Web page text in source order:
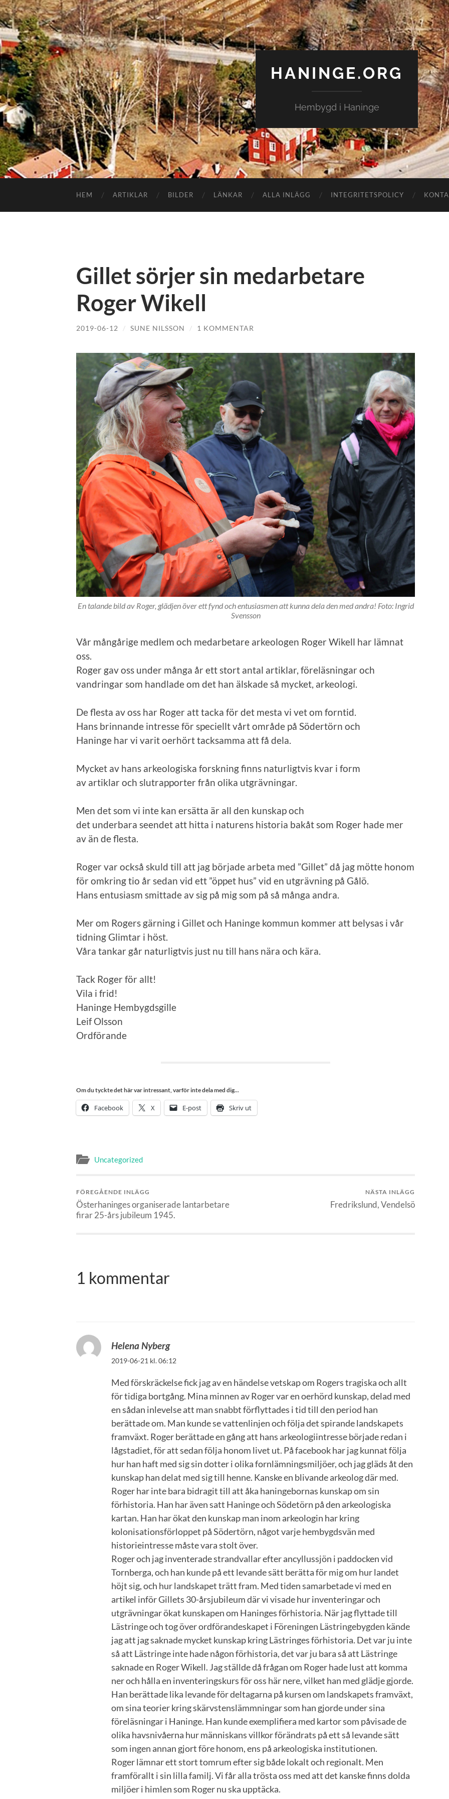
HANINGE.ORG
Hembygd i Haninge
HEM ARTIKLAR BILDER LÄNKAR ALLA INLÄGG INTEGRITETSPOLICY
Gillet sörjer sin medarbetare
Roger Wikell
2019-06-12 / SUNE NILSSON / 1 KOMMENTAR
En talande bild av Roger, glädjen över ett fynd och entusiasmen att kunna dela den med andra! Foto: Ingrid
Svensson
Vår mångårige medlem och medarbetare arkeologen Roger Wikell har lämnat
oss.
Roger gav oss under många år ett stort antal artiklar, föreläsningar och
vandringar som handlade om det han älskade så mycket, arkeologi.
De flesta av oss har Roger att tacka för det mesta vi vet om forntid.
Hans brinnande intresse för speciellt vårt område på Södertörn och
Haninge har vi varit oerhört tacksamma att få dela.
Mycket av hans arkeologiska forskning finns naturligtvis kvar i form
av artiklar och slutrapporter från olika utgrävningar.
Men det som vi inte kan ersätta är all den kunskap och
det underbara seendet att hitta i naturens historia bakåt som Roger hade mer
av än de flesta.
Roger var också skuld till att jag började arbeta med ”Gillet” då jag mötte honom
för omkring tio år sedan vid ett ”öppet hus” vid en utgrävning på Gålö.
Hans entusiasm smittade av sig på mig som på så många andra.
Mer om Rogers gärning i Gillet och Haninge kommun kommer att belysas i vår
tidning Glimtar i höst.
Våra tankar går naturligtvis just nu till hans nära och kära.
Tack Roger för allt!
Vila i frid!
Haninge Hembygdsgille
Leif Olsson
Ordförande
Om du tyckte det här var intressant, varför inte dela med dig...
Facebook X E-post Skriv ut
Uncategorized
FÖREGÅENDE INLÄGG
Österhaninges organiserade lantarbetare
firar 25-års jubileum 1945.
NÄSTA INLÄGG
Fredrikslund, Vendelsö
1 kommentar
Helena Nyberg
2019-06-21 kl. 06:12
Med förskräckelse fick jag av en händelse vetskap om Rogers tragiska och allt
för tidiga bortgång. Mina minnen av Roger var en oerhörd kunskap, delad med
en sådan inlevelse att man snabbt förflyttades i tid till den period han
berättade om. Man kunde se vattenlinjen och följa det spirande landskapets
framväxt. Roger berättade en gång att hans arkeologiintresse började redan i
lågstadiet, för att sedan följa honom livet ut. På facebook har jag kunnat följa
hur han haft med sig sin dotter i olika fornlämningsmiljöer, och jag gläds åt den
kunskap han delat med sig till henne. Kanske en blivande arkeolog där med.
Roger har inte bara bidragit till att åka haningebornas kunskap om sin
förhistoria. Han har även satt Haninge och Södetörn på den arkeologiska
kartan. Han har ökat den kunskap man inom arkeologin har kring
kolonisationsförloppet på Södertörn, något varje hembygdsvän med
historieintresse måste vara stolt över.
Roger och jag inventerade strandvallar efter ancyllussjön i paddocken vid
Tornberga, och han kunde på ett levande sätt berätta för mig om hur landet
höjt sig, och hur landskapet trätt fram. Med tiden samarbetade vi med en
artikel inför Gillets 30-årsjubileum där vi visade hur inventeringar och
utgrävningar ökat kunskapen om Haninges förhistoria. När jag flyttade till
Lästringe och tog över ordförandeskapet i Föreningen Lästringebygden kände
jag att jag saknade mycket kunskap kring Lästringes förhistoria. Det var ju inte
så att Lästringe inte hade någon förhistoria, det var ju bara så att Lästringe
saknade en Roger Wikell. Jag ställde då frågan om Roger hade lust att komma
ner och hålla en inventeringskurs för oss här nere, vilket han med glädje gjorde.
Han berättade lika levande för deltagarna på kursen om landskapets framväxt,
om sina teorier kring skärvstenslämmningar som han gjorde under sina
föreläsningar i Haninge. Han kunde exemplifiera med kartor som påvisade de
olika havsnivåerna hur människans villkor förändrats på ett så levande sätt
som ingen annan gjort före honom, ens på arkeologiska institutionen.
Roger lämnar ett stort tomrum efter sig både lokalt och regionalt. Men
framförallt i sin lilla familj. Vi får alla trösta oss med att det kanske finns dolda
miljöer i himlen som Roger nu ska upptäcka.